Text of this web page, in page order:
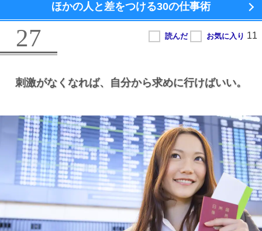
ほかの人と差をつける30の仕事術
27
刺激がなくなれば、 自分から求めに行けばいい。